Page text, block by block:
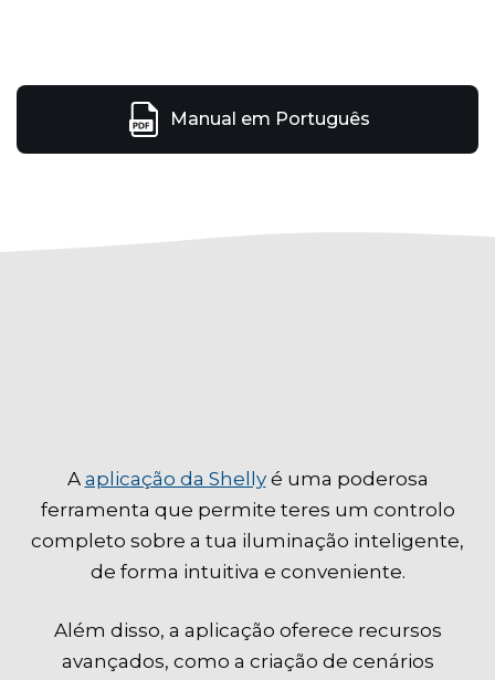
Manual em Português
A aplicação da Shellyé uma poderosa
ferramenta que permite teres um controlo
completo sobre a tua iluminação inteligente,
de forma intuitiva e conveniente.
Além disso, a aplicação oferece recursos
avançados, como a criação de cenários